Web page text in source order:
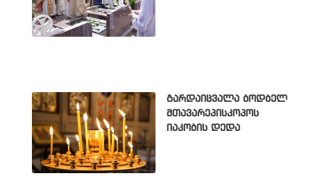
გარდაიცვალა ბოდბელ
მთავარეპისკოპოს
იაკობის დედა